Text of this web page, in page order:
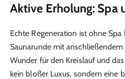
Aktive Erholung: Spa
Echte Regeneration ist ohne Spa
Saunarunde mit
Wunder für den Kreislauf und
kein bloßer Luxus, sondern eine